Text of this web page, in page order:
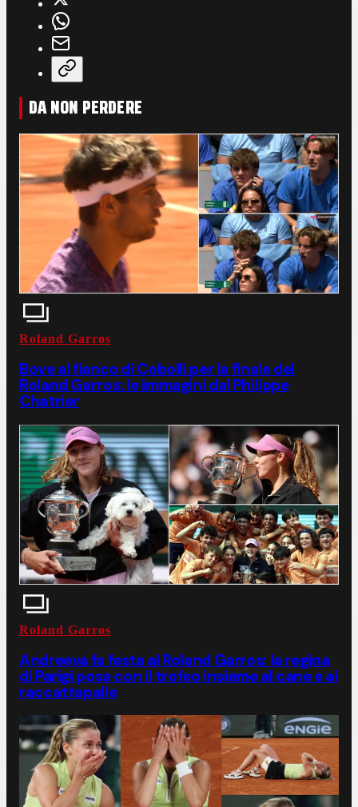
DA NON PERDERE
Roland Garros
Bove al fianco di Cobolli per la finale del
Roland Garros: le immagini dal Philippe
Chatrier
Roland Garros
Andreeva fa festa al Roland Garros: la regina
di Parigi posa con il trofeo insieme al cane e ai
raccattapalle